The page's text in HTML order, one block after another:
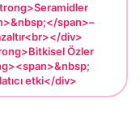
span>–
div>
Özler
etki</div>